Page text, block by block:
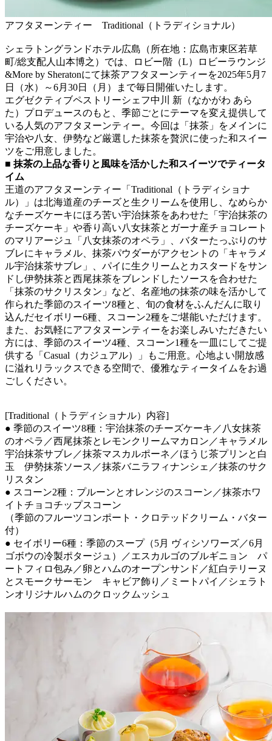
アフタヌーンティー Traditional（トラディショナル）
シェラトングランドホテル広島（所在地：広島市東区若草
町/総支配人山本博之）では、ロビー階（L）ロビーラウンジ
&More by Sheratonにて抹茶アフタヌーンティーを2025年5月7
日（水）～6月30日（月）まで毎日開催いたします。
エグゼクティブペストリーシェフ中川 新（なかがわ あら
た）プロデュースのもと、季節ごとにテーマを変え提供して
いる人気のアフタヌーンティー。今回は「抹茶」をメインに
宇治や八女、伊勢など厳選した抹茶を贅沢に使った和スイー
ツをご用意しました。
■ 抹茶の上品な香りと風味を活かした和スイーツでティータ
イム
王道のアフタヌーンティー「Traditional（トラディショナ
ル）」は北海道産のチーズと生クリームを使用し、なめらか
なチーズケーキにほろ苦い宇治抹茶をあわせた「宇治抹茶の
チーズケーキ」や香り高い八女抹茶とガーナ産チョコレート
のマリアージュ「八女抹茶のオペラ」、バターたっぷりのサ
ブレにキャラメル、抹茶パウダーがアクセントの「キャラメ
ル宇治抹茶サブレ」、パイに生クリームとカスタードをサン
ドし伊勢抹茶と西尾抹茶をブレンドしたソースを合わせた
「抹茶のサクリスタン」など、名産地の抹茶の味を活かして
作られた季節のスイーツ8種と、旬の食材をふんだんに取り
込んだセイボリー6種、スコーン2種をご堪能いただけます。
また、お気軽にアフタヌーンティーをお楽しみいただきたい
方には、季節のスイーツ4種、スコーン1種を一皿にしてご提
供する「Casual（カジュアル）」もご用意。心地よい開放感
に溢れリラックスできる空間で、優雅なティータイムをお過
ごしください。
[Traditional（トラディショナル）内容]
● 季節のスイーツ8種：宇治抹茶のチーズケーキ／八女抹茶
のオペラ／西尾抹茶とレモンクリームマカロン／キャラメル
宇治抹茶サブレ／抹茶マスカルポーネ／ほうじ茶プリンと白
玉 伊勢抹茶ソース／抹茶バニラフィナンシェ／抹茶のサク
リスタン
● スコーン2種：プルーンとオレンジのスコーン／抹茶ホワ
イトチョコチップスコーン
（季節のフルーツコンポート・クロテッドクリーム・バター
付）
● セイボリー6種：季節のスープ（5月 ヴィシソワーズ／6月
ゴボウの冷製ポタージュ）／エスカルゴのブルギニョン パ
ートフィロ包み／卵とハムのオープンサンド／紅白テリーヌ
とスモークサーモン キャビア飾り／ミートパイ／シェラト
ンオリジナルハムのクロックムッシュ